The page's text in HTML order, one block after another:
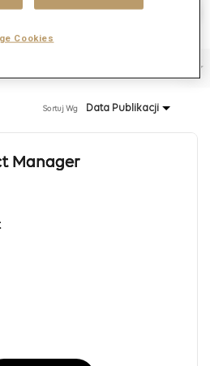
oferty
Data Publikacji
Sortuj Wg
Manager
Cookies